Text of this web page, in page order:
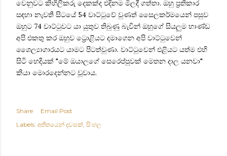
වෙනුවට කිහිලිකරු දෙකක්ද එදිනම මිලදී ගත්තා. ඔහු ප්‍රතිකාර
සඳහා නැවතී සිටයේ 54 වාට්ටුවේ වුණත් සෛලකර්මයෙන් පසුව
ඔහුට 74 වාට්ටුවට යා යුතුව තිබුණු බැවින් ඔහුගේ සියලුම භාණ්ඩ
අපි එකතු කර ඔහුව ට්‍රොළියට දමාගෙන අපි වාට්ටුවෙන්
ශෛල්‍යාගාරයට යාමට පිටත්වුණා. වාට්ටුවෙන් එළියට යත්ම එහි
සිටි හෙදියක් "මේ ඔයාලගේ සෙරෙප්පුවක් මෙතන දාල යනවා"
කියා මොරදෙන්නට වූවාය.
Share
Email Post
Labels: අතීතයෙන් දවසක් සිංහල